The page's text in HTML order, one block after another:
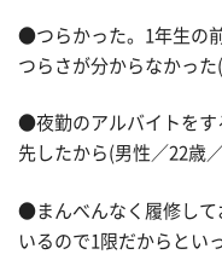
●つらかった。1年生の
つらさが分からなかっ
●夜勤のアルバイトをす
先したから(男性／22歳
●まんべんなく履修して
いるので1限だからとい